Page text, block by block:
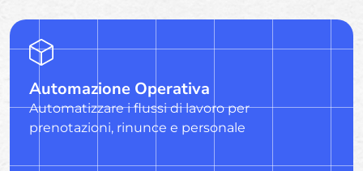
Automazione Operativa
Automatizzare i flussi di lavoro per
prenotazioni, rinunce e personale